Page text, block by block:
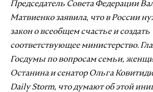
Председатель Совета Федерации
Матвиенко заявила, что в России
закон о всеобщем счастье и создать
соответствующее министерство.
Госдумы по вопросам семьи,
Останина и сенатор Ольга
Daily Storm, что думают об этой